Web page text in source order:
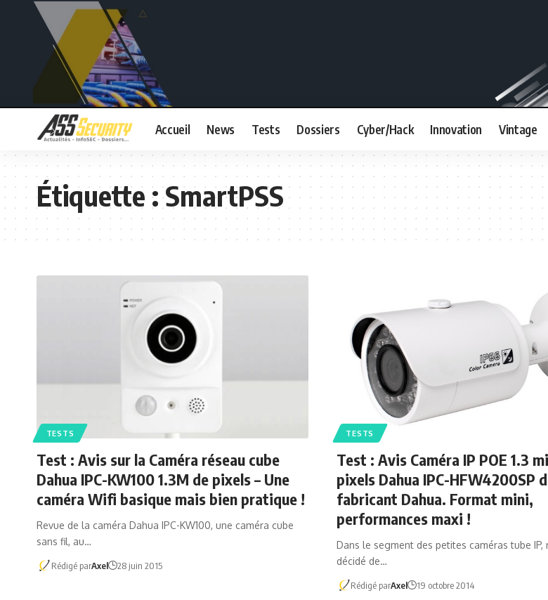
Accueil News Tests Dossiers Cyber/Hack Innovation Vintage
Étiquette :SmartPSS
TESTS
Test : Avis sur la Caméra réseau cube
Dahua IPC-KW100 1.3M de pixels – Une
caméra Wifi basique mais bien pratique !
Revue de la caméra Dahua IPC-KW100, une caméra cube
sans fil, au…
Rédigé parAxel 28 juin 2015
TESTS
Test : Avis Caméra IP POE 1.3
pixels Dahua IPC-HFW4200SP
fabricant Dahua. Format mini,
performances maxi !
Dans le segment des petites caméras tube IP,
décidé de…
Rédigé parAxel 19 octobre 2014